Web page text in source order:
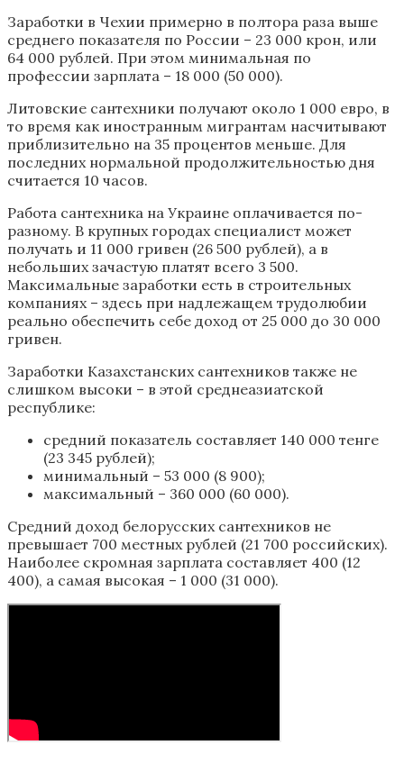
Заработки в Чехии примерно в полтора раза выше
среднего показателя по России – 23 000 крон, или
64 000 рублей. При этом минимальная по
профессии зарплата – 18 000 (50 000).
Литовские сантехники получают около 1 000 евро, в
то время как иностранным мигрантам насчитывают
приблизительно на 35 процентов меньше. Для
последних нормальной продолжительностью дня
считается 10 часов.
Работа сантехника на Украине оплачивается по-
разному. В крупных городах специалист может
получать и 11 000 гривен (26 500 рублей), а в
небольших зачастую платят всего 3 500.
Максимальные заработки есть в строительных
компаниях – здесь при надлежащем трудолюбии
реально обеспечить себе доход от 25 000 до 30 000
гривен.
Заработки Казахстанских сантехников также не
слишком высоки – в этой среднеазиатской
республике:
средний показатель составляет 140 000 тенге
(23 345 рублей);
минимальный – 53 000 (8 900);
максимальный – 360 000 (60 000).
Средний доход белорусских сантехников не
превышает 700 местных рублей (21 700 российских).
Наиболее скромная зарплата составляет 400 (12
400), а самая высокая – 1 000 (31 000).